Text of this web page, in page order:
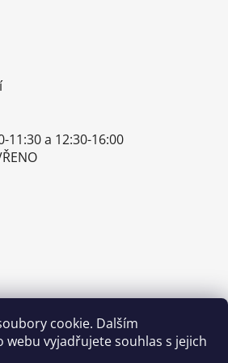
cookie. Dalším
vyjadřujete souhlas s jejich
a 12:30-16:00